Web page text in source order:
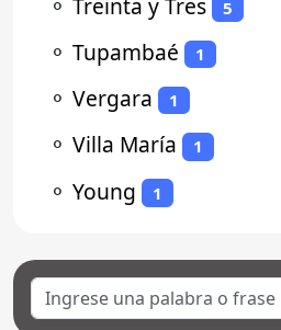
5
⚬ Tupambaé 1
⚬ Vergara 1
⚬ Villa María 1
⚬ Young 1